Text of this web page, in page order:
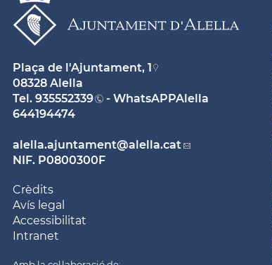
Plaça de l'Ajuntament, 1
08328 Alella
Tel. 935552339
- WhatsAPPAlella
644194474
alella.ajuntament@alella.cat
NIF. P0800300F
Crèdits
Avís legal
Accessibilitat
Intranet